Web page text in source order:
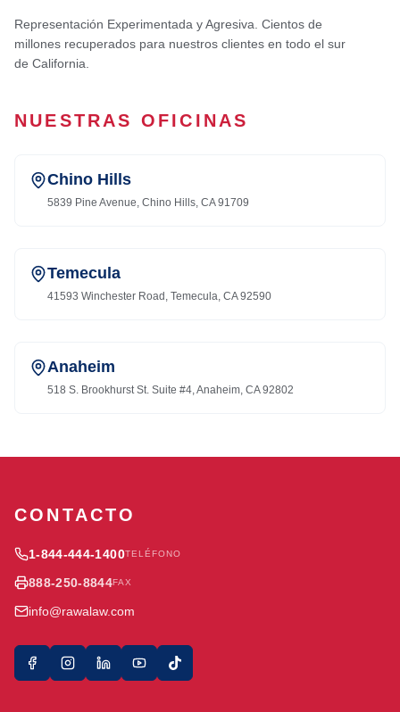
Representación Experimentada y Agresiva. Cientos de
millones recuperados para nuestros clientes en todo el sur
de California.
NUESTRAS OFICINAS
Chino Hills
5839 Pine Avenue, Chino Hills, CA 91709
Temecula
41593 Winchester Road, Temecula, CA 92590
Anaheim
518 S. Brookhurst St. Suite #4, Anaheim, CA 92802
CONTACTO
1-844-444-1400TELÉFONO
888-250-8844FAX
info@rawalaw.com